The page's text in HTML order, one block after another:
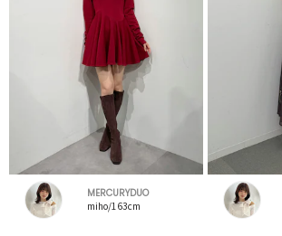
MERCURYDUO
miho/163cm